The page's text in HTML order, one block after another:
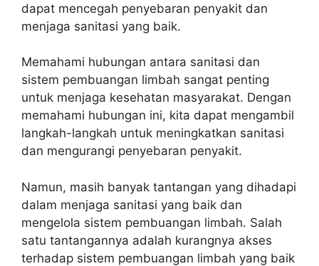
dapat mencegah penyebaran penyakit dan
menjaga sanitasi yang baik.
Memahami hubungan antara sanitasi dan
sistem pembuangan limbah sangat penting
untuk menjaga kesehatan masyarakat. Dengan
memahami hubungan ini, kita dapat mengambil
langkah-langkah untuk meningkatkan sanitasi
dan mengurangi penyebaran penyakit.
Namun, masih banyak tantangan yang dihadapi
dalam menjaga sanitasi yang baik dan
mengelola sistem pembuangan limbah. Salah
satu tantangannya adalah kurangnya akses
terhadap sistem pembuangan limbah yang baik